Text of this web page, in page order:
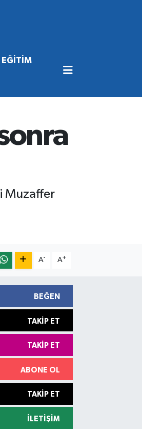
EĞİTİM
Muzaffer
A- A+
BEĞEN
TAKIP ET
TAKIP ET
ABONE OL
TAKIP ET
İLETIŞIM